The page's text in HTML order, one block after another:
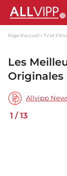
Page d'accueil TV et Films
Les
Originales
Allvipp
1 /13